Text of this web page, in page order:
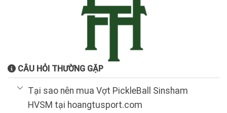
CÂU HỎI THƯỜNG GẶP
Tại sao nên mua Vợt PickleBall Sinsham
HVSM tại hoangtusport.com